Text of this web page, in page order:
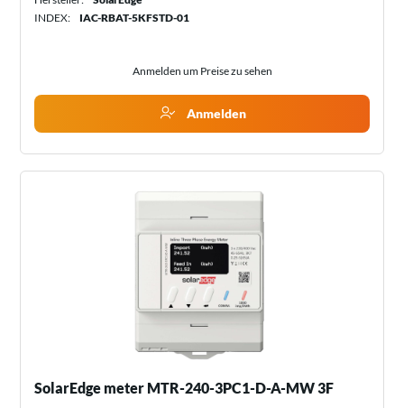
INDEX:
IAC-RBAT-5KFSTD-01
Anmelden um Preise zu sehen
Anmelden
SolarEdge meter MTR-240-3PC1-D-A-MW 3F